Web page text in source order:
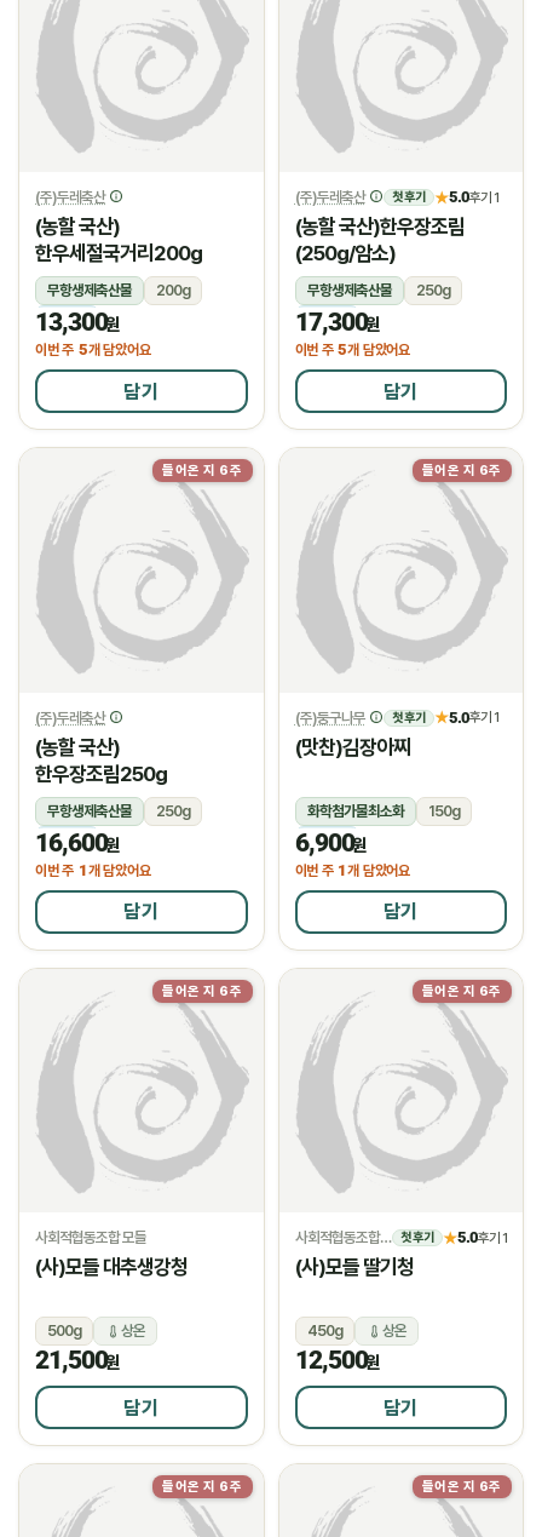
(주)두레축산
(농할 국산)
한우세절국거리200g
무항생제축산물
200g
냉장
13,300원
이번 주 5개 담았어요
담기
(주)두레축산 첫 후기 ★5.0후기 1
(농할 국산)한우장조림
(250g/암소)
무항생제축산물
250g
냉장
17,300원
이번 주 5개 담았어요
담기
들어온 지 6주
(주)두레축산
(농할 국산)
한우장조림250g
무항생제축산물
250g
냉장
16,600원
이번 주 1개 담았어요
담기
들어온 지 6주
(주)둥구나무 첫 후기 ★5.0후기 1
(맛찬)김장아찌
화학첨가물최소화
150g
냉장
6,900원
이번 주 1개 담았어요
담기
들어온 지 6주
사회적협동조합 모들
(사)모들 대추생강청
500g 상온
21,500원
담기
들어온 지 6주
사회적협동조합 모들 첫 후기 ★5.0후기 1
(사)모들 딸기청
450g 상온
12,500원
담기
들어온 지 6주 들어온 지 6주